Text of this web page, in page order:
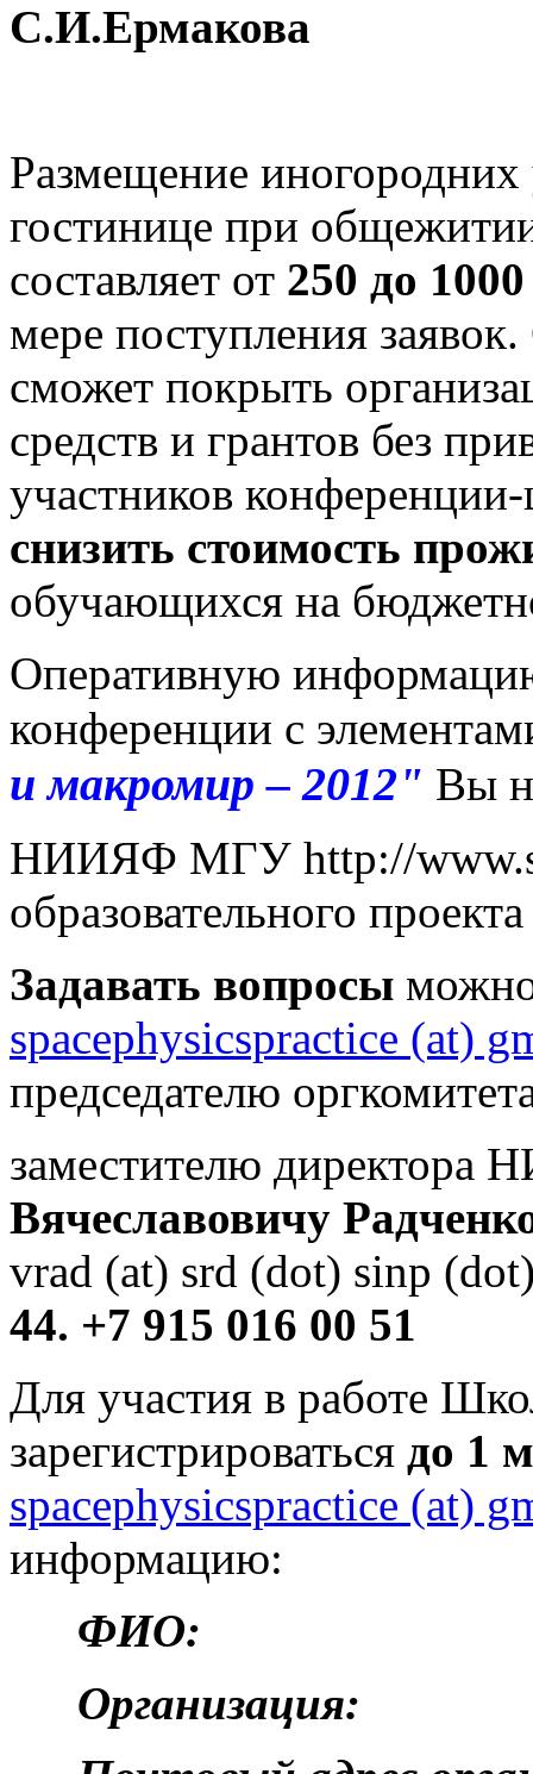
С.И.Ермакова
Размещение иногородних
гостинице при
составляет от 250 до
мере поступления
сможет покрыть
средств и грантов без
участников
снизить стоимость
обучающихся на
Оперативную
конференции с
и макромир – 2012" Вы
НИИЯФ МГУ http://
образовательного
Задавать вопросы
spacephysicspractice (at)
председателю
заместителю
Вячеславовичу
vrad (at) srd (dot) sinp
44. +7 915 016 00 51
Для участия в работе
зарегистрироваться до 1
spacephysicspractice (at)
информацию:
ФИО:
Организация: